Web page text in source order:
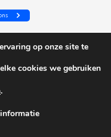
op onze site te
cookies we gebruiken
.